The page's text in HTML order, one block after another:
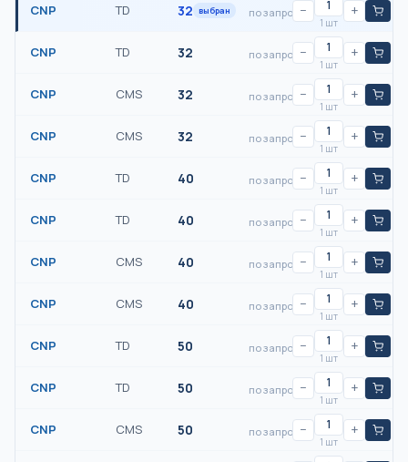
CNP TD 32 выбран по запросу−
1 шт
+
CNP TD 32 по запросу−
1 шт
+
CNP CMS 32 по запросу−
1 шт
+
CNP CMS 32 по запросу−
1 шт
+
CNP TD 40 по запросу−
1 шт
+
CNP TD 40 по запросу−
1 шт
+
CNP CMS 40 по запросу−
1 шт
+
CNP CMS 40 по запросу−
1 шт
+
CNP TD 50 по запросу−
1 шт
+
CNP TD 50 по запросу−
1 шт
+
CNP CMS 50 по запросу−
1 шт
+